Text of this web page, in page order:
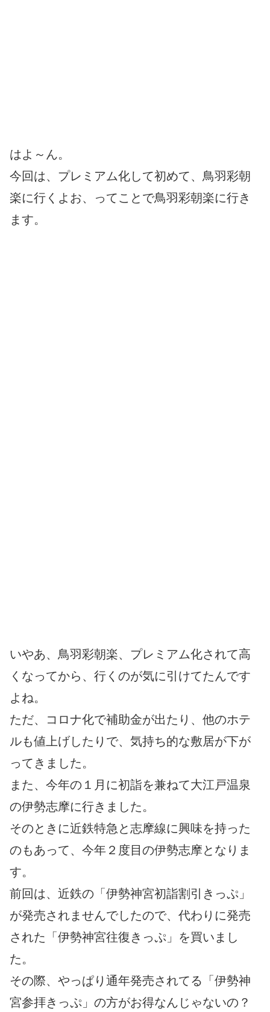
はよ～ん。
今回は、プレミアム化して初めて、鳥羽彩朝
楽に行くよお、ってことで鳥羽彩朝楽に行き
ます。
いやあ、鳥羽彩朝楽、プレミアム化されて高
くなってから、行くのが気に引けてたんです
よね。
ただ、コロナ化で補助金が出たり、他のホテ
ルも値上げしたりで、気持ち的な敷居が下が
ってきました。
また、今年の１月に初詣を兼ねて大江戸温泉
の伊勢志摩に行きました。
そのときに近鉄特急と志摩線に興味を持った
のもあって、今年２度目の伊勢志摩となりま
す。
前回は、近鉄の「伊勢神宮初詣割引きっぷ」
が発売されませんでしたので、代わりに発売
された「伊勢神宮往復きっぷ」を買いまし
た。
その際、やっぱり通年発売されてる「伊勢神
宮参拝きっぷ」の方がお得なんじゃないの？